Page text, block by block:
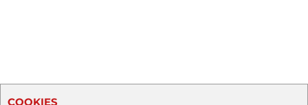
COOKIES